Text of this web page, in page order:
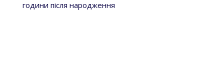
години після народження